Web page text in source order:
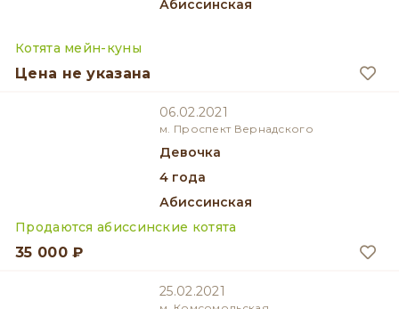
Абиссинская
Котята мейн-куны
Цена не указана
06.02.2021
м. Проспект Вернадского
девочка
4 года
Абиссинская
Продаются абиссинские котята
35 000 ₽
25.02.2021